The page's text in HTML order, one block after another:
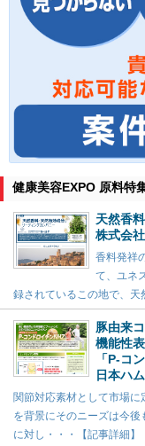
健康美容EXPO 原料特
天然香
株式会
香料発祥
て、ユネ
録されているこの地で、天
豚由来
機能性
「P-コ
日本ハ
関節対応素材として市場
を背景にそのニーズは今
に対し・・・【記事詳細】